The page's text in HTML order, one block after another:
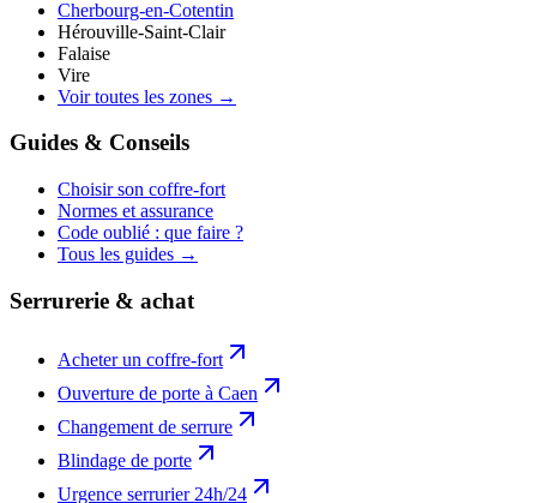
Cherbourg-en-Cotentin
Hérouville-Saint-Clair
Falaise
Vire
Voir toutes les zones →
Guides & Conseils
Choisir son coffre-fort
Normes et assurance
Code oublié : que faire ?
Tous les guides →
Serrurerie & achat
Acheter un coffre-fort
Ouverture de porte à Caen
Changement de serrure
Blindage de porte
Urgence serrurier 24h/24